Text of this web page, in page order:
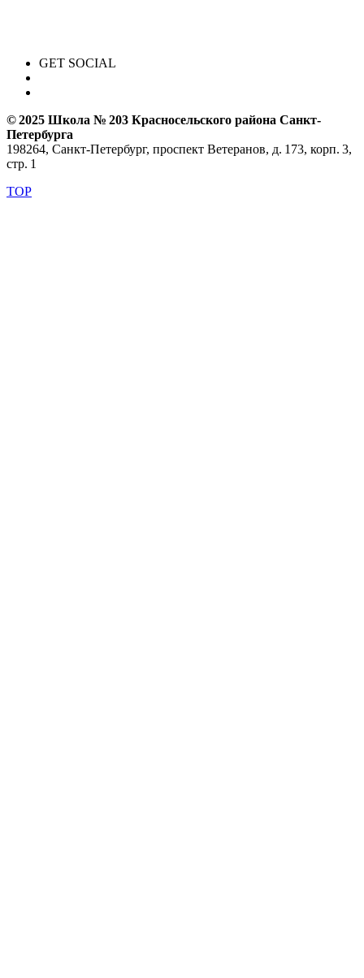
GET SOCIAL
© 2025 Школа № 203 Красносельского района Санкт-
Петербурга
198264, Санкт-Петербург, проспект Ветеранов, д. 173, корп. 3,
стр. 1
TOP